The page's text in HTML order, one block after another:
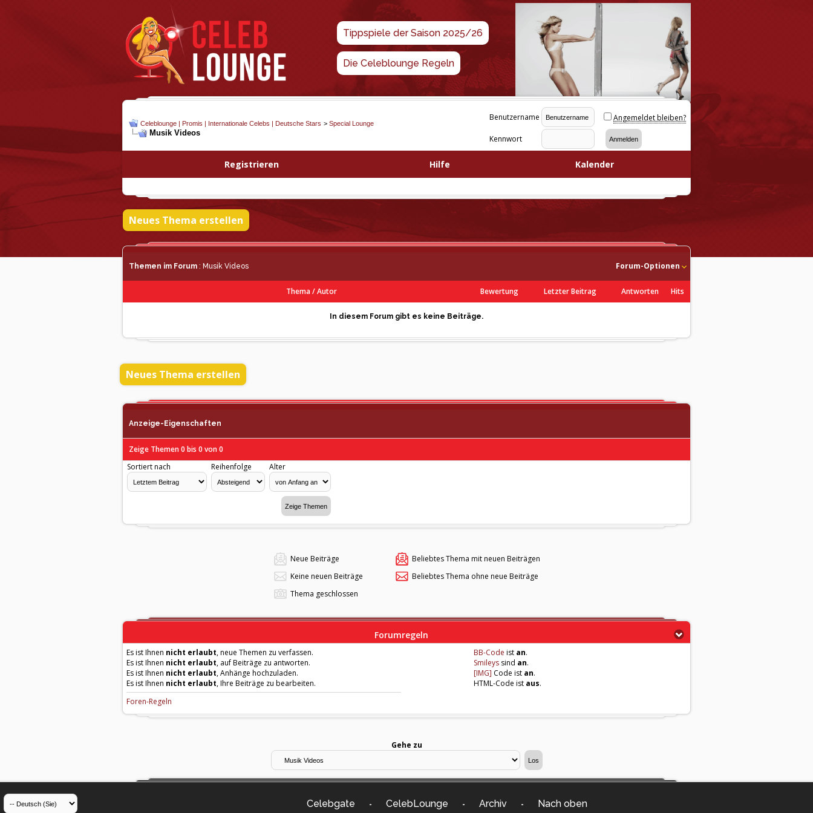
Tippspiele der Saison 2025/26
Die Celeblounge Regeln
Celeblounge | Promis | Internationale Celebs | Deutsche Stars > Special Lounge
Musik Videos
Benutzername Angemeldet bleiben?
Kennwort
Registrieren Hilfe Kalender
Neues Thema erstellen
Themen im Forum : Musik Videos Forum-Optionen
Bewertung
Thema/Autor Letzter Beitrag Antworten Hits
In diesem Forum gibt es keine Beiträge.
Neues Thema erstellen
Anzeige-Eigenschaften
Zeige Themen 0 bis 0 von 0
Sortiert nach
Reihenfolge Alter
Neue Beiträge
Beliebtes Thema mit neuen Beiträgen
Keine neuen Beiträge
Beliebtes Thema ohne neue Beiträge
Thema geschlossen
Forumregeln
Es ist Ihnen nicht erlaubt, neue Themen zu verfassen.
Es ist Ihnen nicht erlaubt, auf Beiträge zu antworten.
Es ist Ihnen nicht erlaubt, Anhänge hochzuladen.
Es ist Ihnen nicht erlaubt, Ihre Beiträge zu bearbeiten.
Foren-Regeln
BB-Code ist an.
Smileys sind an.
[IMG] Code ist an.
HTML-Code ist aus.
Gehe zu
Celebgate - CelebLounge - Archiv - Nach oben